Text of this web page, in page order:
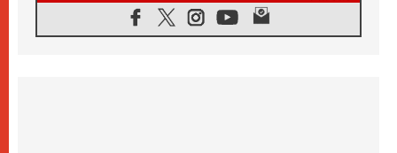
البابا لاوُن الرابع عشر للشباب في أسيزي: